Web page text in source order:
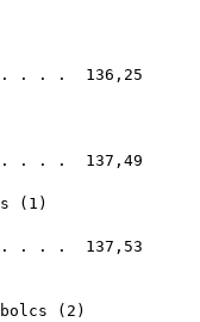
. . . 136,25
. . 137,49
( 1 )
. . 137,53
( 2 )